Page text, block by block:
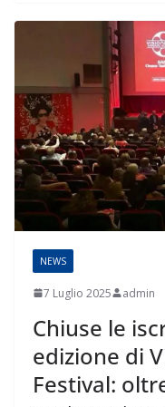
NEWS
7 Luglio 2025 admin
Chiuse le
edizione di
Festival: